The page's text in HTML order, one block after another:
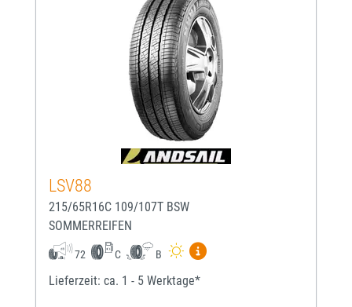
LSV88
215/65R16C 109/107T BSW
SOMMERREIFEN
72 C B
Mehr Informationen zum
Lieferzeit: ca. 1 - 5 Werktage*